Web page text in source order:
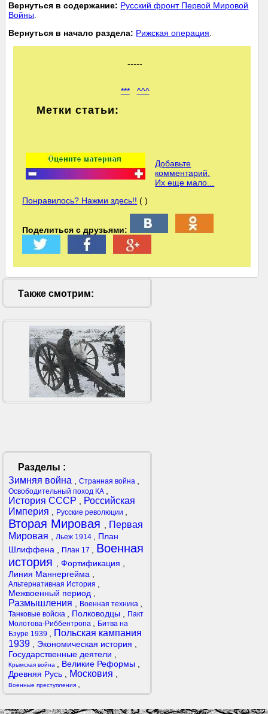
Вернуться в содержание: Русский фронт Первой Мировой
Войны
Вернуться в начало раздела: Рижская операция
-----
*** ^^^
Метки статьи:
Добавьте
комментарий.
Их еще мало...
Понравилось? Нажми здесь!! ( )
Поделиться с друзьями:
Также смотрим:
Разделы :
Зимняя война
Странная война
Освободительный поход КА
История СССР
Российская
Империя
Русские революции
Вторая Мировая
Первая
Мировая
Льеж 1914
План
Шлиффена
План 17
Военная
история
Фортификация
Линия Маннергейма
Альтернативная История
Межвоенный период
Размышления Военная техника
Танковые войска Полководцы
Пакт
Молотова-Риббентропа
Битва на
Бзуре 1939
Польская кампания
1939
Экономическая история
Государственные деятели
Крымская война Великие Реформы
Древняя Русь
Московия
Военные преступления